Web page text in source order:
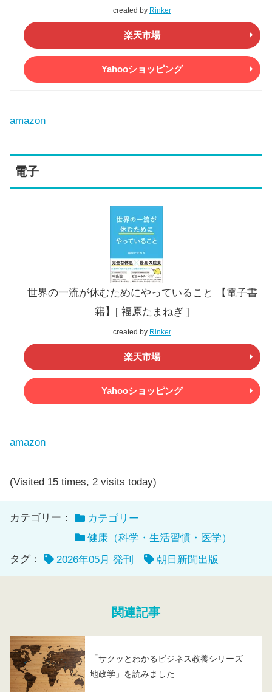
created by Rinker
楽天市場
Yahooショッピング
amazon
電子
世界の一流が休むためにやっていること 【電子書
籍】[ 福原たまねぎ ]
created by Rinker
楽天市場
Yahooショッピング
amazon
(Visited 15 times, 2 visits today)
カテゴリー：
カテゴリー
健康（科学・生活習慣・医学）
タグ：
2026年05月 発刊 朝日新聞出版
関連記事
「サクッとわかるビジネス教養シリーズ
地政学」を読みました